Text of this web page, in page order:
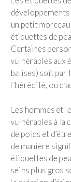
développements
un petit morceau
étiquettes de
Certaines
vulnérables aux
balises) soit par
l’hérédité, ou
Les hommes et
vulnérables à la
de poids et
de manière
étiquettes de
seins plus gros